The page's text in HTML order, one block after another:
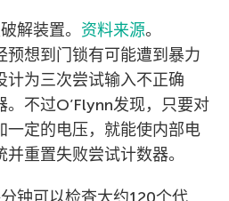
解装置。 资料来源。
预想到门锁有可能遭到暴力
计为三次尝试输入不正确
不过O’Flynn发现，只要对
一定的电压，就能使内部电
重置失败尝试计数器。
钟可以检查大约120个代